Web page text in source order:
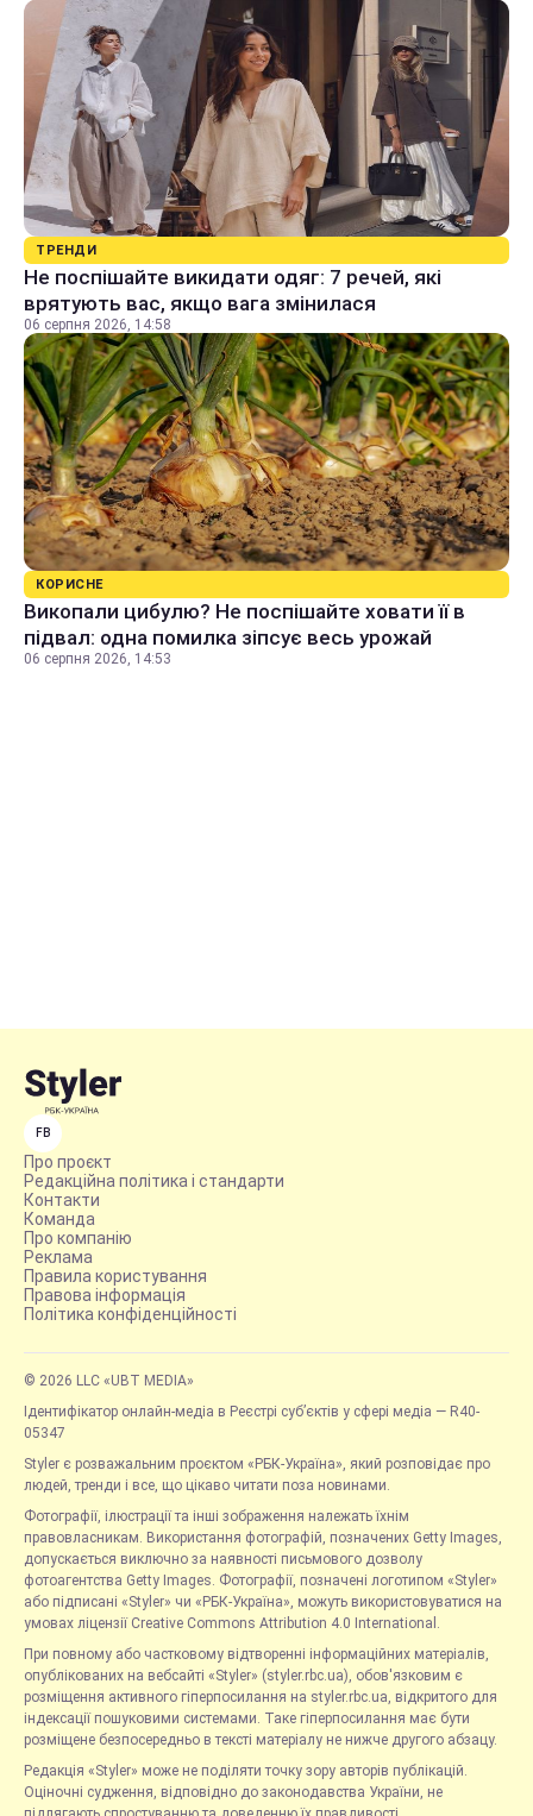
ТРЕНДИ
Не поспішайте викидати одяг: 7 речей, які
врятують вас, якщо вага змінилася
06 серпня 2026, 14:58
КОРИСНЕ
Викопали цибулю? Не поспішайте ховати її в
підвал: одна помилка зіпсує весь урожай
06 серпня 2026, 14:53
FB
Про проєкт
Редакційна політика і стандарти
Контакти
Команда
Про компанію
Реклама
Правила користування
Правова інформація
Політика конфіденційності
© 2026 LLC «UBT MEDIA»
Ідентифікатор онлайн-медіа в Реєстрі суб’єктів у сфері медіа — R40-
05347
Styler є розважальним проєктом «РБК-Україна», який розповідає про
людей, тренди і все, що цікаво читати поза новинами.
Фотографії, ілюстрації та інші зображення належать їхнім
правовласникам. Використання фотографій, позначених Getty Images,
допускається виключно за наявності письмового дозволу
фотоагентства Getty Images. Фотографії, позначені логотипом «Styler»
або підписані «Styler» чи «РБК-Україна», можуть використовуватися на
умовах ліцензії Creative Commons Attribution 4.0 International.
При повному або частковому відтворенні інформаційних матеріалів,
опублікованих на вебсайті «Styler» (styler.rbc.ua), обов'язковим є
розміщення активного гіперпосилання на styler.rbc.ua, відкритого для
індексації пошуковими системами. Таке гіперпосилання має бути
розміщене безпосередньо в тексті матеріалу не нижче другого абзацу.
Редакція «Styler» може не поділяти точку зору авторів публікацій.
Оціночні судження, відповідно до законодавства України, не